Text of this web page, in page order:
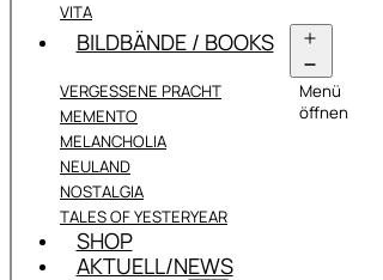
VITA
BILDBÄNDE / BOOKS
Menü
öffnen
VERGESSENE PRACHT
MEMENTO
MELANCHOLIA
NEULAND
NOSTALGIA
TALES OF YESTERYEAR
SHOP
AKTUELL/NEWS